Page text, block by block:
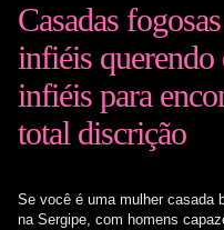
Casadas
infiéis querendo
infiéis para
total discrição
Se você é uma mulher casada
na Sergipe, com homens